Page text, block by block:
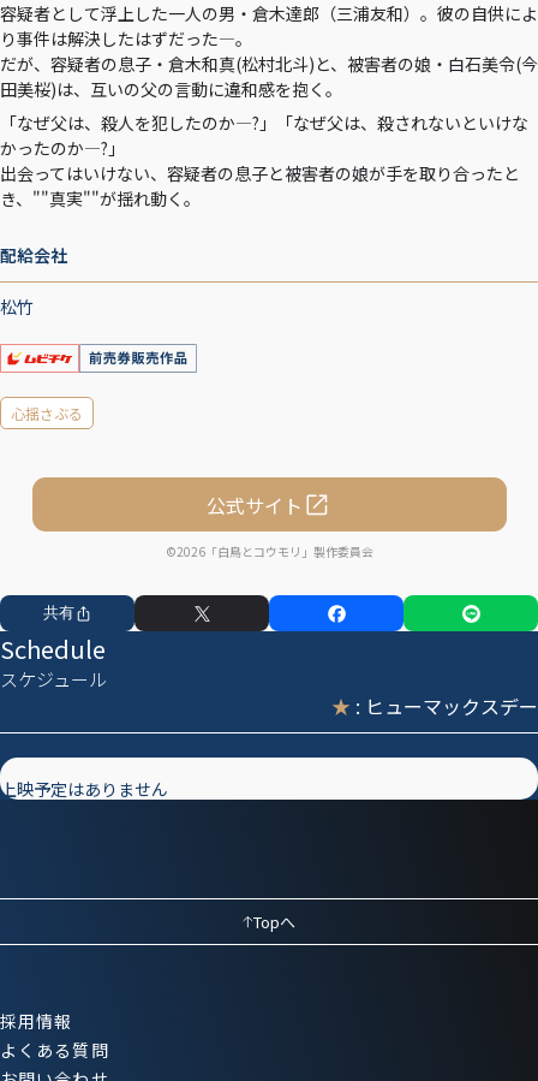
容疑者として浮上した一人の男・倉木達郎（三浦友和）。彼の自供によ
り事件は解決したはずだった―。
だが、容疑者の息子・倉木和真(松村北斗)と、被害者の娘・白石美令(今
田美桜)は、互いの父の言動に違和感を抱く。
「なぜ父は、殺人を犯したのか―?」「なぜ父は、殺されないといけな
かったのか―?」
出会ってはいけない、容疑者の息子と被害者の娘が手を取り合ったと
き、""真実""が揺れ動く。
配給会社
松竹
心揺さぶる
公式サイト
©2026「白鳥とコウモリ」製作委員会
共有
Schedule
スケジュール
★ : ヒューマックスデー
上映予定はありません
Topへ
採用情報
よくある質問